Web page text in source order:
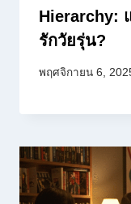
Hierarchy:
รักวัยรุ่น?
พฤศจิกายน 6,